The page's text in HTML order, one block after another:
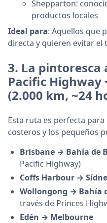
Shepparton:
productos locales
Ideal para: Aquellos que
directa y quieren evitar el
3. La pintoresca
Pacific Highway
(2.000 km, ~24
Esta ruta es perfecta
costeros y los pequeños
Brisbane → Bahía de
Pacific Highway)
Coffs Harbour →
Wollongong → Bahía
través de Princes
Edén → Melbourne